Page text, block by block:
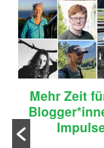
Mehr Zeit